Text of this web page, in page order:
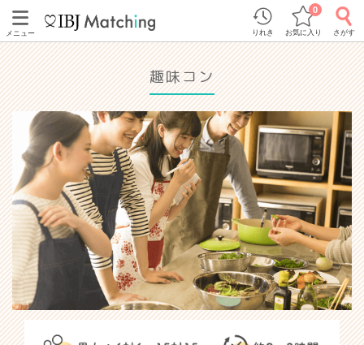
メニュー りれき お気に入り
0
さがす
趣味コン